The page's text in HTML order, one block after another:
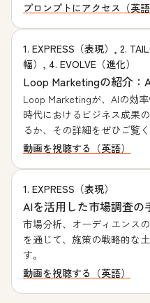
プロンプトにアクセス（英語
1. EXPRESS（表現）, 2.
幅）, 4. EVOLVE（進化）
Loop Marketingの紹介：
Loop Marketingが、AIの効
時代におけるビジネス成果
るか、その詳細をぜひご覧く
動画を視聴する（英語）
1. EXPRESS（表現）
AIを活用した市場調査の
市場分析、オーディエンス
を通じて、施策の戦略的な
す。
動画を視聴する（英語）